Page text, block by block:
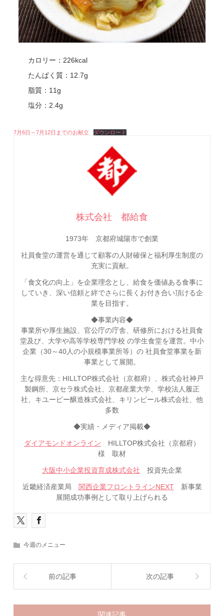
カロリー：226kcal
たんぱく質：12.7g
脂質：11g
塩分：2.4g
7月6日～7月12日までのお献立 ダウンロード
株式会社 都給食
1973年 京都府城陽市で創業
社員食堂の運営を通じて顧客の人財確保と福利厚生制度の
充実に貢献。
「食文化の向上」を企業理念とし、給食を価値ある食事に
していき、深い信頼と絆でさらに長くお付き合い頂ける企
業を目指す。
◆事業内容◆
事業所や厚生施設、官公庁の庁舎、研修所における社員食
堂及び、大学や高等学校専門学校 の学生食堂を運営。中小
企業（30～40人の小規模事業所等）の 社員食堂事業を新
事業として展開。
主な得意先：HILLTOP株式会社（京都府）、株式会社神戸
製鋼所、京セラ株式会社、京都産業大学、学校法人履正
社、キユーピー醸造株式会社、キリンビール株式会社、他
多数
◆実績・メディア掲載◆
ダイアモンドオンライン HILLTOP株式会社（京都府）
様 取材
大阪中小企業投資育成株式会社 投資先企業
近畿経済産業局 関西企業フロントラインNEXT新事業
展開成功事例として取り上げられる
今週のメニュー
前の記事 次の記事